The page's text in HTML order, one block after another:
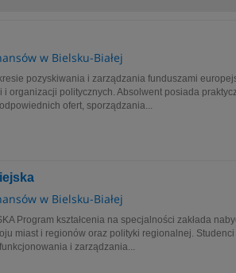
w Bielsku-Białej
pozyskiwania i zarządzania funduszami
organizacji politycznych. Absolwent posiada
ofert, sporządzania...
w Bielsku-Białej
Program kształcenia na specjalności zakłada
miast i regionów oraz polityki regionalnej. Studenci
i zarządzania...